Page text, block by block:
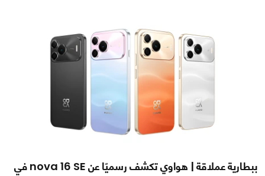
ببطارية عملاقة | هواوي تكشف رسميًا عن nova 16 SE في